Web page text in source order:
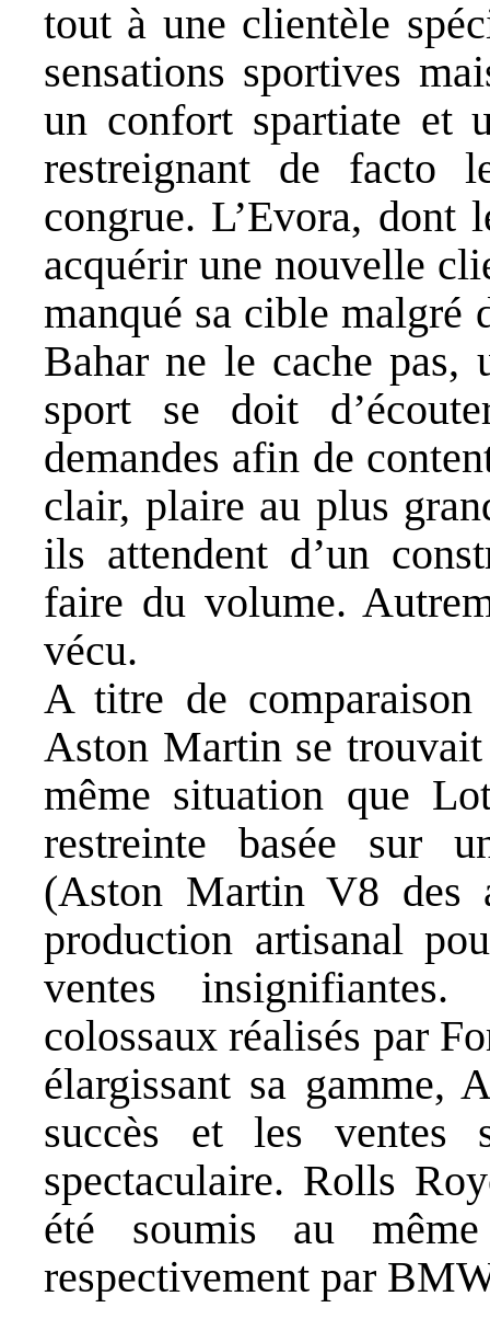
tout à une clientèle
sensations sportives
un confort spartiate et
restreignant de facto
congrue. L’Evora, dont
acquérir une nouvelle
manqué sa cible malgré
Bahar ne le cache pas,
sport se doit
demandes afin de
clair, plaire au plus
ils attendent d’un
faire du volume.
vécu.
A titre de
Aston Martin se
même situation que
restreinte basée sur
(Aston Martin V8 des
production artisanal
ventes insignifiantes.
colossaux réalisés par
élargissant sa gamme,
succès et les ventes
spectaculaire. Rolls
été soumis au
respectivement par